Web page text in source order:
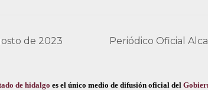
de 2023 Periódico Oficial
de hidalgo es el único medio de difusión oficial del